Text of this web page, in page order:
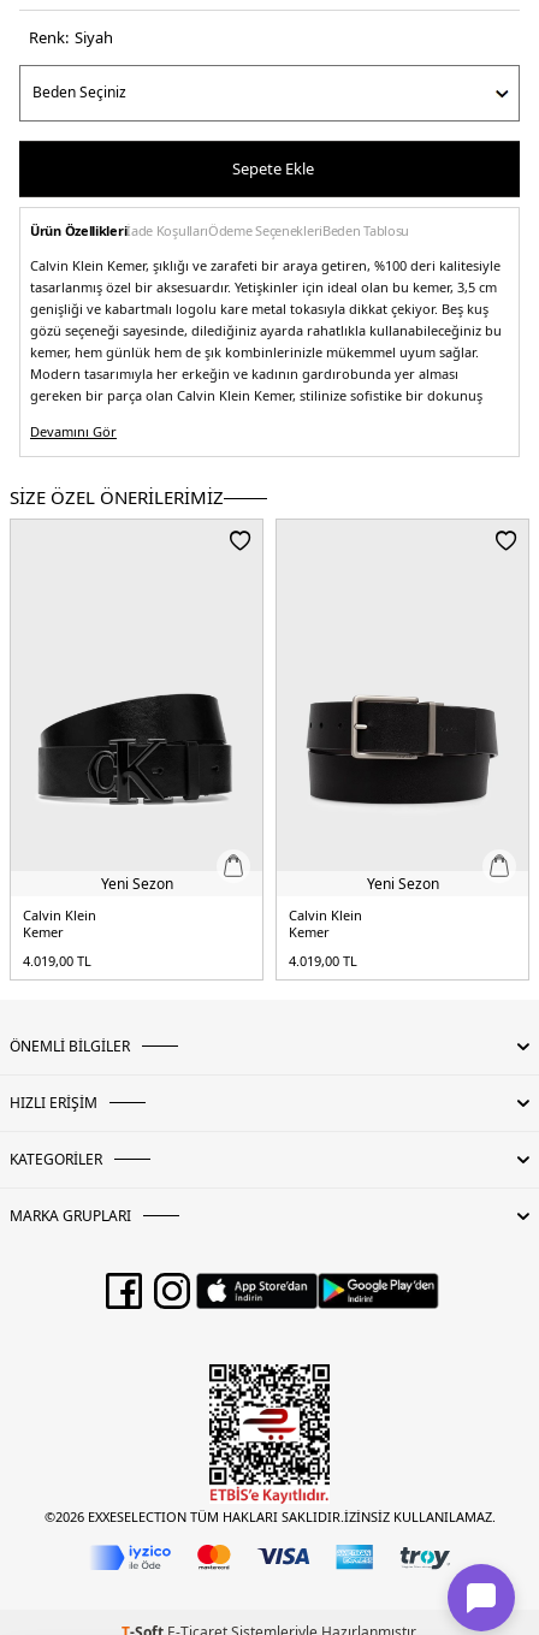
Renk: si̇yah
Sepete Ekle
Ürün Özellikleriİade KoşullarıÖdeme SeçenekleriBeden Tablosu
Calvin Klein Kemer, şıklığı ve zarafeti bir araya getiren, %100 deri kalitesiyle
tasarlanmış özel bir aksesuardır. Yetişkinler için ideal olan bu kemer, 3,5 cm
genişliği ve kabartmalı logolu kare metal tokasıyla dikkat çekiyor. Beş kuş
gözü seçeneği sayesinde, dilediğiniz ayarda rahatlıkla kullanabileceğiniz bu
kemer, hem günlük hem de şık kombinlerinizle mükemmel uyum sağlar.
Modern tasarımıyla her erkeğin ve kadının gardırobunda yer alması
gereken bir parça olan Calvin Klein Kemer, stilinize sofistike bir dokunuş
Model:Kemer
Yaş Grubu: Yetişkin
Menşei:Romanya
- Kabartmalı logolu kare metal toka- Genişlik 3,5 cm- 5 Kuş gözü
Devamını Gör
SİZE ÖZEL ÖNERİLERİMİZ
Yeni Sezon
Calvin Klein
Kemer
4.019,00 TL
Yeni Sezon
Calvin Klein
Kemer
4.019,00 TL
ÖNEMLİ BİLGİLER
HIZLI ERİŞİM
KATEGORİLER
MARKA GRUPLARI
©2026 EXXESELECTION TÜM HAKLARI SAKLIDIR.İZİNSİZ KULLANILAMAZ.